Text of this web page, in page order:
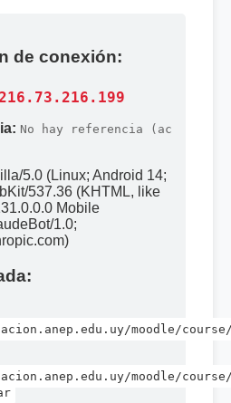
de conexión:
216.73.216.199
No hay referencia (ac
5.0 (Linux; Android 14;
537.36 (KHTML, like
Mobile
1.0;
moodle/
moodle/